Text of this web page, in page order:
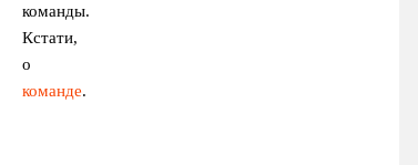
команды.
Кстати,
о
команде.